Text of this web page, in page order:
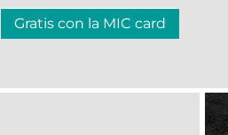
Gratis con la MIC card